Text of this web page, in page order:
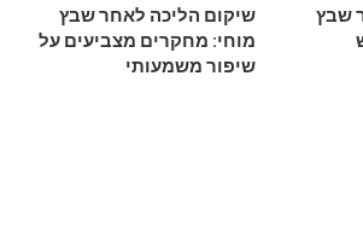
שיקום הליכה לאחר שבץ
מוחי: מחקרים מצביעים על
שיפור משמעותי
שבץ